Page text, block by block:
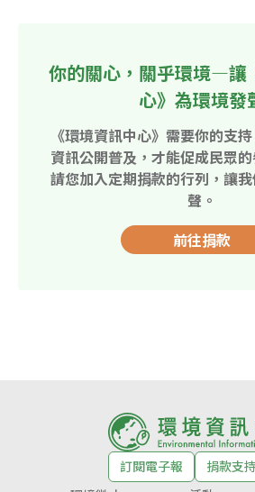
你的關心，關乎環境—讓
心》為環境發
《環境資訊中心》需要你的支
資訊公開普及，才能促成民眾
請您加入定期捐款的行列，讓
聲。
前往捐款
訂閱電子報
捐款支持